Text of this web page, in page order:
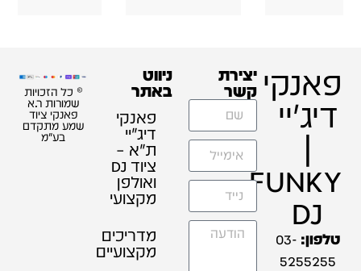
פאנקי
דיג'יי
|
FUNKY
DJ
טלפון: 03-
5255255
יצירת
קשר
ניווט
באתר
פאנקי
דיג׳יי
ת"א –
ציוד DJ
ואולפן
מקצועי
מדריכים
מקצועיים
© כל הזכויות
שמורות ר.א
פאנקי ציוד
שמע מתקדם
בע"מ